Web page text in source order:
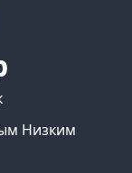
Низким